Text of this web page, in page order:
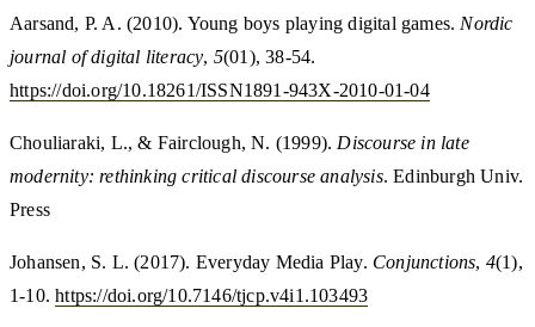
Aarsand, P. A. (2010). Young boys playing digital games.Nordic
journal of digital literacy, 5(01), 38-54.
https://doi.org/10.18261/ISSN1891-943X-2010-01-04
Chouliaraki, L., & Fairclough, N. (1999).Discourse in late
modernity: rethinking critical discourse analysis. Edinburgh Univ.
Press
Johansen, S. L. (2017). Everyday Media Play. Conjunctions, 4(1),
1-10.https://doi.org/10.7146/tjcp.v4i1.103493